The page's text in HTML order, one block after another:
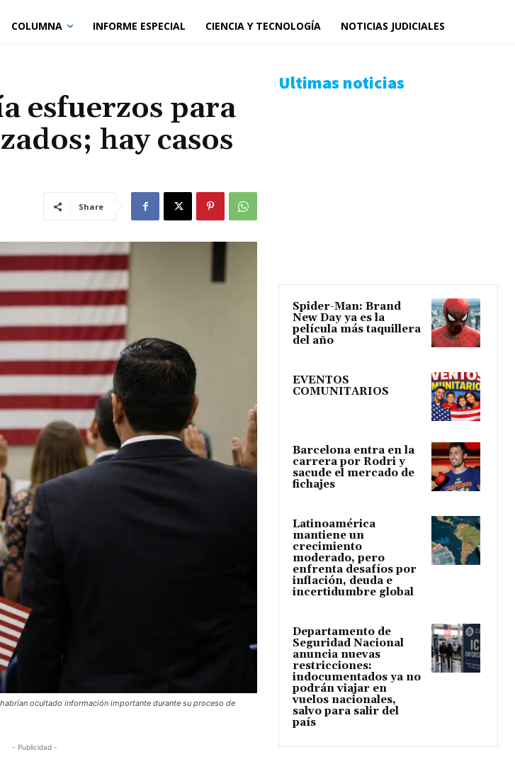
COLUMNA INFORME ESPECIAL CIENCIA Y TECNOLOGÍA NOTICIAS JUDICIALES
esfuerzos para
hay casos
Share
ocultado información importante durante su proceso de
- Publicidad -
Ultimas noticias
Spider-Man: Brand
New Day ya es la
película más taquillera
del año
EVENTOS
COMUNITARIOS
Barcelona entra en la
carrera por Rodri y
sacude el mercado de
fichajes
Latinoamérica
mantiene un
crecimiento
moderado, pero
enfrenta desafíos por
inflación, deuda e
incertidumbre global
Departamento de
Seguridad Nacional
anuncia nuevas
restricciones:
indocumentados ya no
podrán viajar en
vuelos nacionales,
salvo para salir del
país